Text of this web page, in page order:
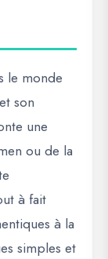
le monde
son
une
ou de la
à fait
à la
simples et